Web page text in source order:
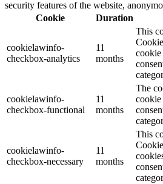
security features of the website,
Cookie
Duration
cookielawinfo-
checkbox-analytics
11
months
This
cookie
cookielawinfo-
checkbox-functional
11
months
The
cookie
cookielawinfo-
checkbox-necessary
11
months
This